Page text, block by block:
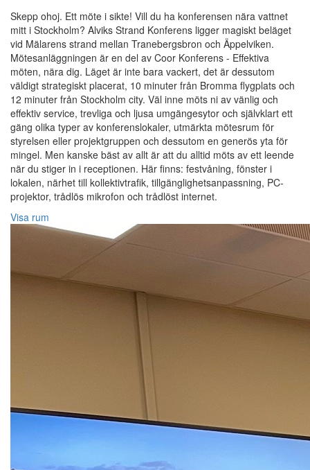
Skepp ohoj. Ett möte i sikte! Vill du ha konferensen nära vattnet
mitt i Stockholm? Alviks Strand Konferens ligger magiskt beläget
vid Mälarens strand mellan Tranebergsbron och Äppelviken.
Mötesanläggningen är en del av Coor Konferens - Effektiva
möten, nära dig. Läget är inte bara vackert, det är dessutom
väldigt strategiskt placerat, 10 minuter från Bromma flygplats och
12 minuter från Stockholm city. Väl inne möts ni av vänlig och
effektiv service, trevliga och ljusa umgängesytor och självklart ett
gäng olika typer av konferenslokaler, utmärkta mötesrum för
styrelsen eller projektgruppen och dessutom en generös yta för
mingel. Men kanske bäst av allt är att du alltid möts av ett leende
när du stiger in i receptionen. Här finns: festvåning, fönster i
lokalen, närhet till kollektivtrafik, tillgänglighetsanpassning, PC-
projektor, trådlös mikrofon och trådlöst internet.
Visa rum